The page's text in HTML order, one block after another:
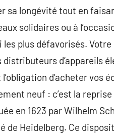
sa longévité tout en
solidaires ou à
plus défavorisés. Votre
d’appareils
d’acheter vos
neuf : c’est la reprise
en 1623 par Wilhelm
de Heidelberg. Ce